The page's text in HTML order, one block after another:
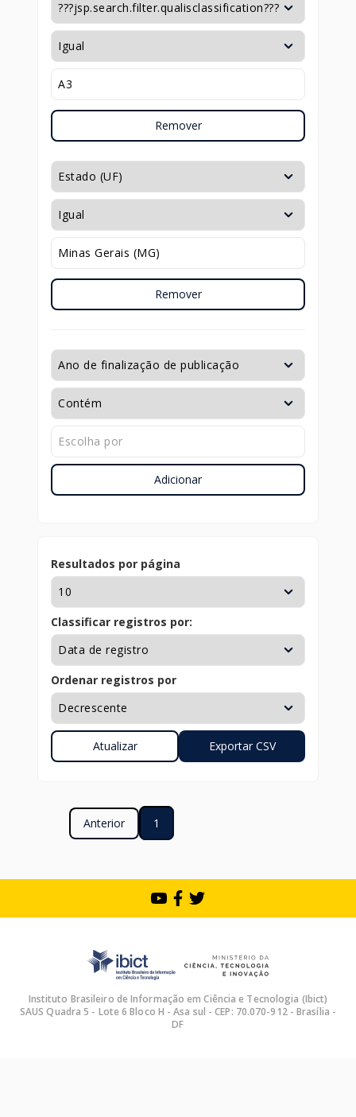
Remover
Remover
Adicionar
Resultados por página
Classificar registros por:
Ordenar registros por
Anterior 1
Instituto Brasileiro de Informação em Ciência e Tecnologia (Ibict)
SAUS Quadra 5 - Lote 6 Bloco H - Asa sul - CEP: 70.070-912 - Brasília -
DF